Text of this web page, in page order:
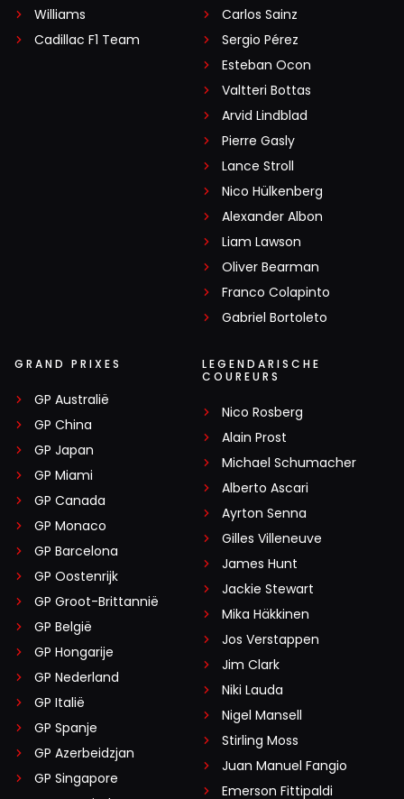
Williams
Cadillac F1 Team
Carlos Sainz
Sergio Pérez
Esteban Ocon
Valtteri Bottas
Arvid Lindblad
Pierre Gasly
Lance Stroll
Nico Hülkenberg
Alexander Albon
Liam Lawson
Oliver Bearman
Franco Colapinto
Gabriel Bortoleto
GRAND PRIXES
GP Australië
GP China
GP Japan
GP Miami
GP Canada
GP Monaco
GP Barcelona
GP Oostenrijk
GP Groot-Brittannië
GP België
GP Hongarije
GP Nederland
GP Italië
GP Spanje
GP Azerbeidzjan
GP Singapore
LEGENDARISCHE
COUREURS
Nico Rosberg
Alain Prost
Michael Schumacher
Alberto Ascari
Ayrton Senna
Gilles Villeneuve
James Hunt
Jackie Stewart
Mika Häkkinen
Jos Verstappen
Jim Clark
Niki Lauda
Nigel Mansell
Stirling Moss
Juan Manuel Fangio
Emerson Fittipaldi